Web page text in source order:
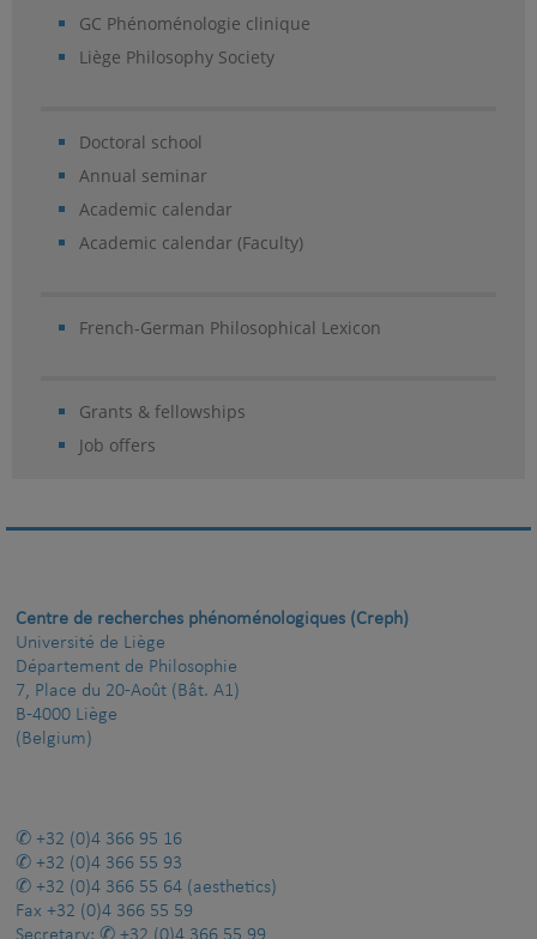
GC Phénoménologie clinique
Liège Philosophy Society
Doctoral school
Annual seminar
Academic calendar
Academic calendar (Faculty)
French-German Philosophical Lexicon
Grants & fellowships
Job offers
Centre de recherches phénoménologiques (Creph)
Université de Liège
Département de Philosophie
7, Place du 20-Août (Bât. A1)
B-4000 Liège
(Belgium)
+32 (0)4 366 95 16
+32 (0)4 366 55 93
+32 (0)4 366 55 64 (aesthetics)
Fax +32 (0)4 366 55 59